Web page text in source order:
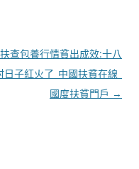
查包養行情貧出成效:十八
日子紅火了_中國扶貧在線_
國度扶貧門戶 →